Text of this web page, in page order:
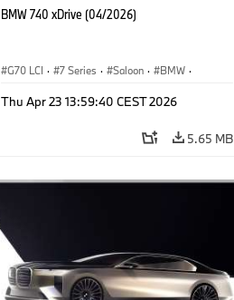
BMW 740 xDrive (04/2026)
G70 LCI · 7 Series · Saloon · BMW ·
Thu Apr 23 13:59:40 CEST 2026
5.65 MB